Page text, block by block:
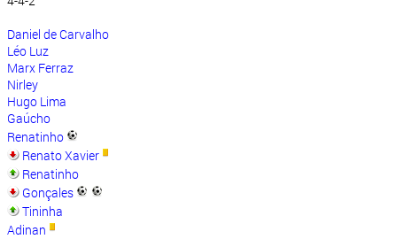
Daniel de Carvalho
Léo Luz
Marx Ferraz
Nirley
Hugo Lima
Gaúcho
Renatinho
Renato Xavier
Renatinho
Gonçales
Tininha
Adinan